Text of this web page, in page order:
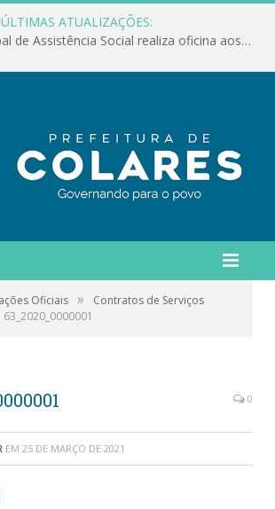
ÚLTIMAS ATUALIZAÇÕES:
Conselho Municipal de Assistência Social realiza oficina aos servidores
Oficiais »
Contratos de Serviços
63_2020_0000001
0
EM 25 DE MARÇO DE 2021